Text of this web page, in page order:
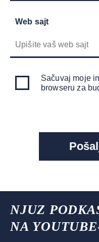
Web sajt
Sačuvaj moje
browseru za
NJUZ
NA